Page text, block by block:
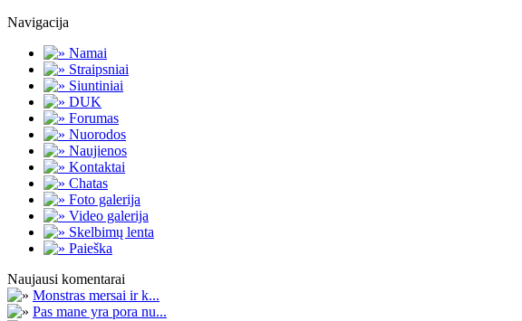
Navigacija
Namai
Straipsniai
Siuntiniai
DUK
Forumas
Nuorodos
Naujienos
Kontaktai
Chatas
Foto galerija
Video galerija
Skelbimų lenta
Paieška
Naujausi komentarai
Monstras mersai ir k...
Pas mane yra pora nu...